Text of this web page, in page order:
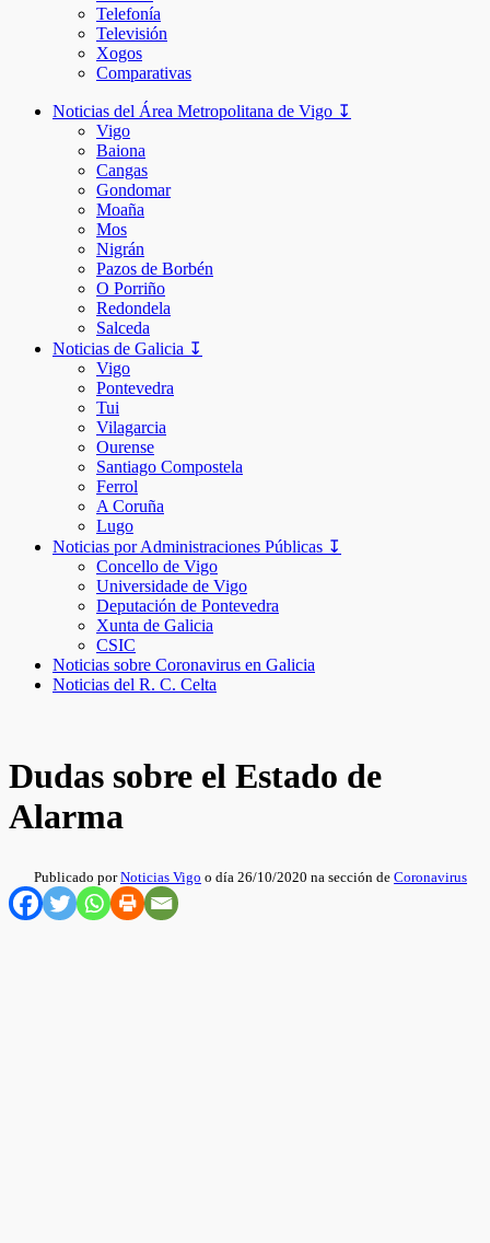
Telefonía
Televisión
Xogos
Comparativas
Noticias del Área Metropolitana de Vigo ↧
Vigo
Baiona
Cangas
Gondomar
Moaña
Mos
Nigrán
Pazos de Borbén
O Porriño
Redondela
Salceda
Noticias de Galicia ↧
Vigo
Pontevedra
Tui
Vilagarcia
Ourense
Santiago Compostela
Ferrol
A Coruña
Lugo
Noticias por Administraciones Públicas ↧
Concello de Vigo
Universidade de Vigo
Deputación de Pontevedra
Xunta de Galicia
CSIC
Noticias sobre Coronavirus en Galicia
Noticias del R. C. Celta
Dudas sobre el Estado de
Alarma
Publicado porNoticias Vigo o día 26/10/2020 na sección de Coronavirus